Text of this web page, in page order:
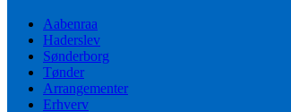
Aabenraa
Haderslev
Sønderborg
Tønder
Arrangementer
Erhverv